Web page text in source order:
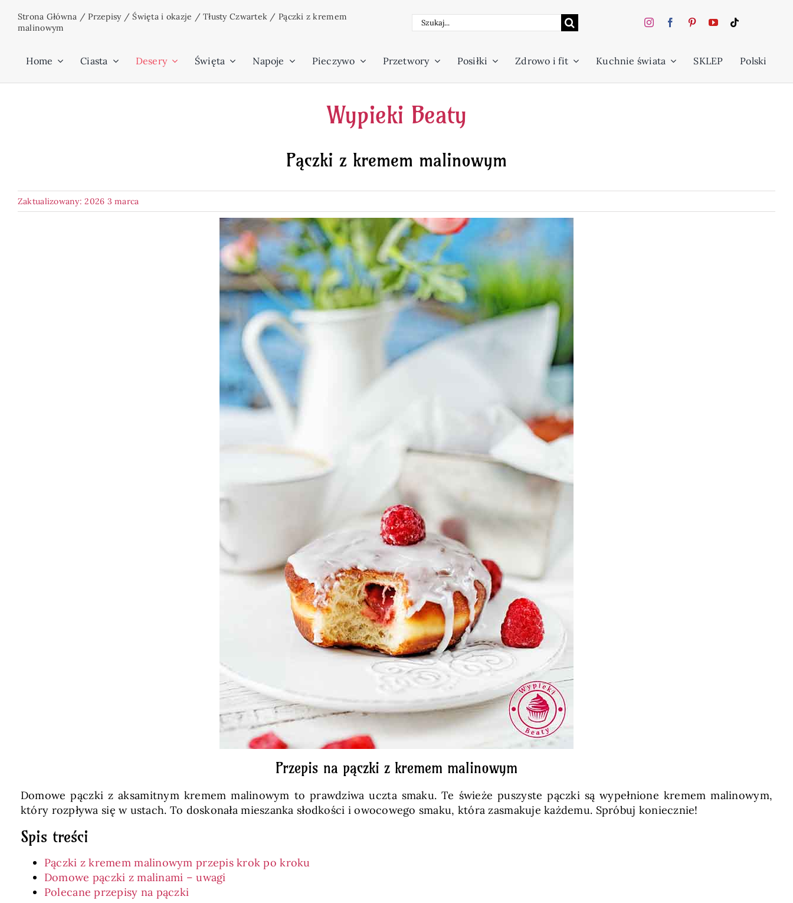
zawartości
Strona Główna /Przepisy/Święta i okazje /Tłusty Czwartek /Pączki z kremem
malinowym
Szukaj
Home Ciasta Desery Święta Napoje Pieczywo Przetwory Posiłki Zdrowo i fit Kuchnie świata SKLEP Polski
Wypieki Beaty
Pączki z kremem malinowym
Zaktualizowany: 2026 3 marca
Przepis na pączki z kremem malinowym
Domowe pączki z aksamitnym kremem malinowym to prawdziwa uczta smaku. Te świeże puszyste pączki są wypełnione kremem malinowym,
który rozpływa się w ustach. To doskonała mieszanka słodkości i owocowego smaku, która zasmakuje każdemu. Spróbuj koniecznie!
Spis treści
Pączki z kremem malinowym przepis krok po kroku
Domowe pączki z malinami – uwagi
Polecane przepisy na pączki